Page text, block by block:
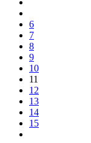
6
7
8
9
10
11
12
13
14
15